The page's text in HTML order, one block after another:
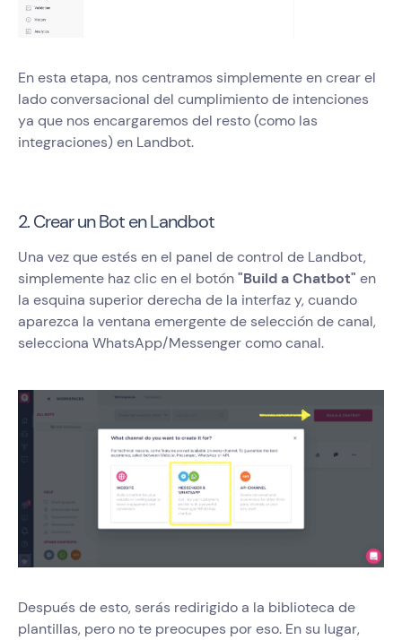
En esta etapa, nos centramos simplemente en crear el
lado conversacional del cumplimiento de intenciones
ya que nos encargaremos del resto (como las
integraciones) en Landbot.
2. Crear un Bot en Landbot
Una vez que estés en el panel de control de Landbot,
simplemente haz clic en el botón"Build a Chatbot" en
la esquina superior derecha de la interfaz y, cuando
aparezca la ventana emergente de selección de canal,
selecciona WhatsApp/Messenger como canal.
Después de esto, serás redirigido a la biblioteca de
plantillas, pero no te preocupes por eso. En su lugar,